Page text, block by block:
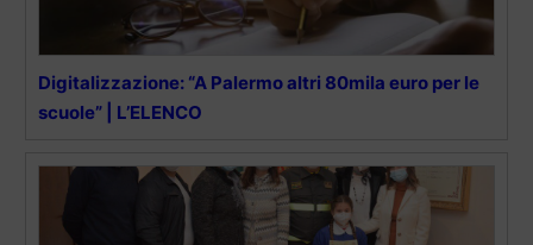
Digitalizzazione: “A Palermo altri 80mila euro per le
scuole” | L’ELENCO